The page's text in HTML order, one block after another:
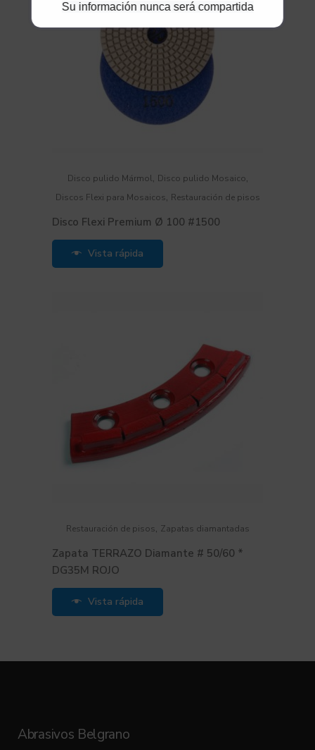
Disco pulido Mármol, Disco pulido Mosaico,
Discos Flexi para Mosaicos, Restauración de pisos
Disco Flexi Premium Ø 100 #1500
Vista rápida
Restauración de pisos, Zapatas diamantadas
Zapata TERRAZO Diamante # 50/60 *
DG35M ROJO
Vista rápida
Abrasivos Belgrano
Su información nunca será compartida